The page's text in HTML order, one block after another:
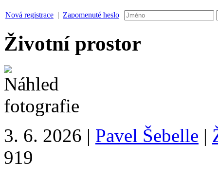
Nová registrace | Zapomenuté heslo
Životní prostor
3. 6. 2026 | Pavel Šebelle |
919